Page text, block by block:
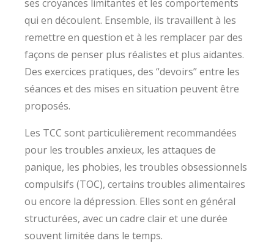
ses croyances limitantes et les comportements
qui en découlent. Ensemble, ils travaillent à les
remettre en question et à les remplacer par des
façons de penser plus réalistes et plus aidantes.
Des exercices pratiques, des “devoirs” entre les
séances et des mises en situation peuvent être
proposés.
Les TCC sont particulièrement recommandées
pour les troubles anxieux, les attaques de
panique, les phobies, les troubles obsessionnels
compulsifs (TOC), certains troubles alimentaires
ou encore la dépression. Elles sont en général
structurées, avec un cadre clair et une durée
souvent limitée dans le temps.